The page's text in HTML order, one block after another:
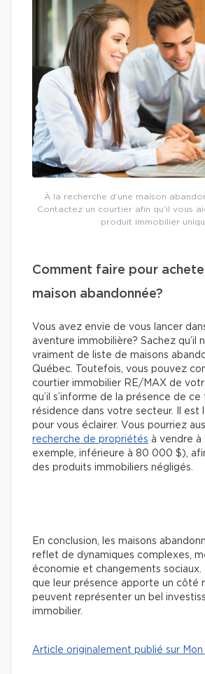
À la recherche d’une maison
Contactez un courtier afin qu’il vous
produit immobilier
Comment faire pour
maison abandonnée?
Vous avez envie de vous lancer
aventure immobilière? Sachez qu’il
vraiment de liste de maisons
Québec. Toutefois, vous pouvez
courtier immobilier RE/MAX de
qu’il s’informe de la présence de
résidence dans votre secteur. Il est
pour vous éclairer. Vous pourriez
recherche de propriétés à vendre à
exemple, inférieure à 80 000 $),
des produits immobiliers négligés.
En conclusion, les maisons
reflet de dynamiques complexes,
économie et changements sociaux.
que leur présence apporte un côté
peuvent représenter un bel
immobilier.
Article originalement publié sur Mon